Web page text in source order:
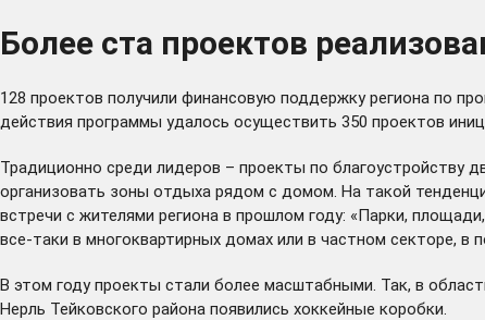
Более ста проектов
128 проектов получили финансовую поддержку региона по
действия программы удалось осуществить 350 проектов
Традиционно среди лидеров – проекты по благоустройству
организовать зоны отдыха рядом с домом. На такой
встречи с жителями региона в прошлом году: «Парки,
все-таки в многоквартирных домах или в частном секторе, в
В этом году проекты стали более масштабными. Так, в
Нерль Тейковского района появились хоккейные коробки.